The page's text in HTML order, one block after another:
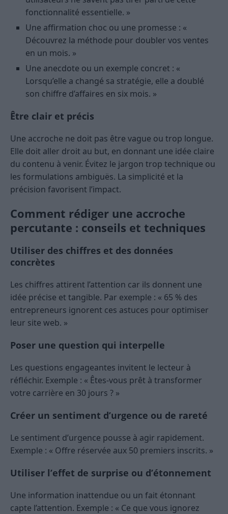
fonctionnalité essentielle. »
Une affirmation choc ou une promesse : «
Découvrez la méthode pour doubler vos ventes
en un mois. »
Une anecdote ou un exemple concret : «
Lorsqu’elle a changé sa stratégie, elle a doublé
son chiffre d’affaires en six mois. »
Être clair et précis
Une accroche ne doit pas être vague ou trop longue.
Elle doit aller droit au but, en donnant une idée claire
du contenu à venir. Évitez le jargon trop technique ou
les formulations ambiguës. La simplicité et la
précision favorisent l’impact.
Comment rédiger une accroche
percutante : conseils et techniques
Utiliser des chiffres et des données
concrètes
Les chiffres attirent l’attention car ils donnent une
idée précise et tangible. Par exemple : « 65 % des
entrepreneurs ignorent ces astuces pour optimiser
leur site web. »
Poser une question qui interpelle
Les questions engageantes invitent le lecteur à
réfléchir. Exemple : « Êtes-vous prêt à transformer
votre carrière en 30 jours ? »
Créer un sentiment d’urgence ou de rareté
Le sentiment d’urgence pousse à agir rapidement.
Exemple : « Offre réservée aux 50 premiers inscrits. »
Utiliser l’effet de surprise ou d’étonnement
Une information inattendue ou un fait étonnant
capte l’attention. Exemple : « Ce que vous ignorez